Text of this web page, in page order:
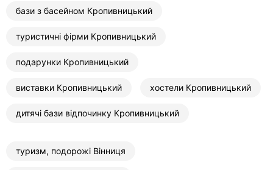
бази з басейном Кропивницький
туристичні фірми Кропивницький
подарунки Кропивницький
виставки Кропивницький хостели Кропивницький
дитячі бази відпочинку Кропивницький
туризм, подорожі Вінниця